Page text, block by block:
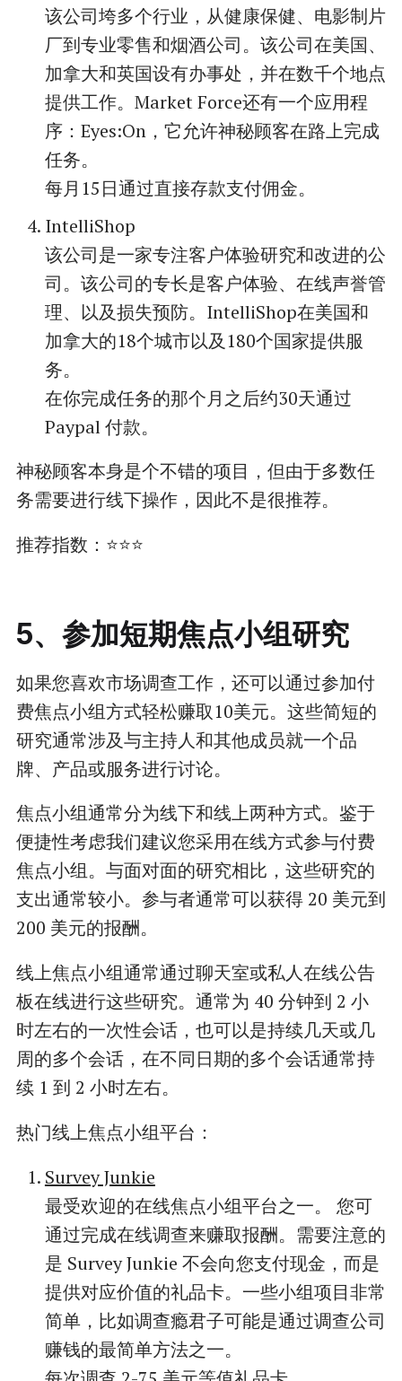
该公司垮多个行业，从健康保健、电影制片
厂到专业零售和烟酒公司。该公司在美国、
加拿大和英国设有办事处，并在数千个地点
提供工作。Market Force还有一个应用程
序：Eyes:On，它允许神秘顾客在路上完成
任务。
每月15日通过直接存款支付佣金。
IntelliShop
该公司是一家专注客户体验研究和改进的公
司。该公司的专长是客户体验、在线声誉管
理、以及损失预防。IntelliShop在美国和
加拿大的18个城市以及180个国家提供服
务。
在你完成任务的那个月之后约30天通过
Paypal 付款。
神秘顾客本身是个不错的项目，但由于多数任
务需要进行线下操作，因此不是很推荐。
推荐指数：⭐⭐⭐
5、参加短期焦点小组研究
如果您喜欢市场调查工作，还可以通过参加付
费焦点小组方式轻松赚取10美元。这些简短的
研究通常涉及与主持人和其他成员就一个品
牌、产品或服务进行讨论。
焦点小组通常分为线下和线上两种方式。鉴于
便捷性考虑我们建议您采用在线方式参与付费
焦点小组。与面对面的研究相比，这些研究的
支出通常较小。参与者通常可以获得 20 美元到
200 美元的报酬。
线上焦点小组通常通过聊天室或私人在线公告
板在线进行这些研究。通常为 40 分钟到 2 小
时左右的一次性会话，也可以是持续几天或几
周的多个会话，在不同日期的多个会话通常持
续 1 到 2 小时左右。
热门线上焦点小组平台：
Survey Junkie
最受欢迎的在线焦点小组平台之一。 您可
通过完成在线调查来赚取报酬。需要注意的
是 Survey Junkie 不会向您支付现金，而是
提供对应价值的礼品卡。一些小组项目非常
简单，比如调查瘾君子可能是通过调查公司
赚钱的最简单方法之一。